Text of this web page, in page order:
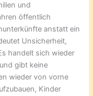
und
öffentlich
anstatt ein
Unsicherheit,
handelt sich wieder
gibt keine
wieder von vorne
Kinder